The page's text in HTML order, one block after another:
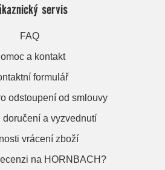
servis
FAQ
a kontakt
formulář
odstoupení od smlouvy
doručení a vyzvednutí
vrácení zboží
na HORNBACH?